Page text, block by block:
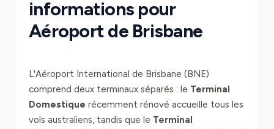
informations pour
Aéroport de Brisbane
L'Aéroport International de Brisbane (BNE)
comprend deux terminaux séparés : le Terminal
Domestique récemment rénové accueille tous les
vols australiens, tandis que le Terminal